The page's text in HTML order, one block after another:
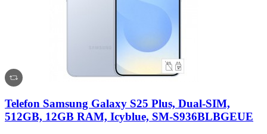
Telefon Samsung Galaxy S25 Plus, Dual-SIM,
512GB, 12GB RAM, Icyblue, SM-S936BLBGEUE